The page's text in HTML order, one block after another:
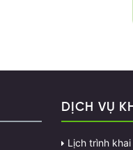
DỊCH VỤ
Lịch trình